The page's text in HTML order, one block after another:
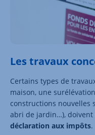
Les travaux
Certains types de
maison, une
constructions nouvelles
abri de jardin…),
déclaration aux impôts.